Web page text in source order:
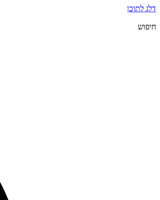
דלג לתוכן
חיפוש